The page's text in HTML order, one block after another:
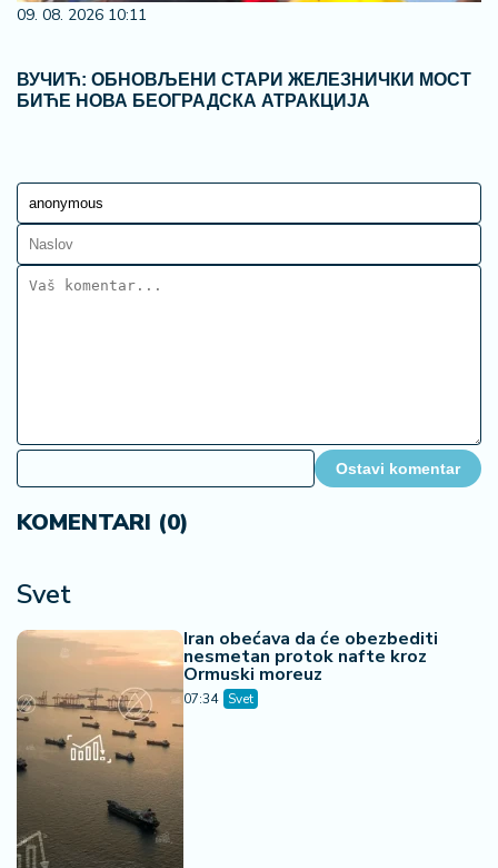
09. 08. 2026 10:11
ВУЧИЋ: ОБНОВЉЕНИ СТАРИ ЖЕЛЕЗНИЧКИ МОСТ
БИЋЕ НОВА БЕОГРАДСКА АТРАКЦИЈА
Ostavi komentar
KOMENTARI (0)
Svet
Iran obećava da će obezbediti
nesmetan protok nafte kroz
Ormuski moreuz
07:34 Svet